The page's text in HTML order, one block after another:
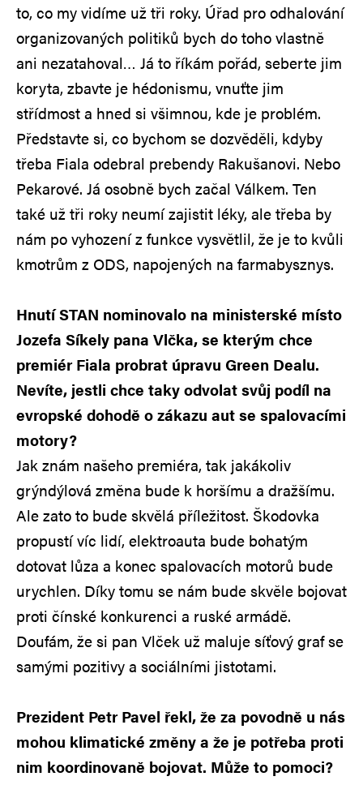
to, co my vidíme už tři roky. Úřad pro odhalování
organizovaných politiků bych do toho vlastně
ani nezatahoval… Já to říkám pořád, seberte jim
koryta, zbavte je hédonismu, vnuťte jim
střídmost a hned si všimnou, kde je problém.
Představte si, co bychom se dozvěděli, kdyby
třeba Fiala odebral prebendy Rakušanovi. Nebo
Pekarové. Já osobně bych začal Válkem. Ten
také už tři roky neumí zajistit léky, ale třeba by
nám po vyhození z funkce vysvětlil, že je to kvůli
kmotrům z ODS, napojených na farmabysznys.
Hnutí STAN nominovalo na ministerské místo
Jozefa Síkely pana Vlčka, se kterým chce
premiér Fiala probrat úpravu Green Dealu.
Nevíte, jestli chce taky odvolat svůj podíl na
evropské dohodě o zákazu aut se spalovacími
motory?
Jak znám našeho premiéra, tak jakákoliv
grýndýlová změna bude k horšímu a dražšímu.
Ale zato to bude skvělá příležitost. Škodovka
propustí víc lidí, elektroauta bude bohatým
dotovat lůza a konec spalovacích motorů bude
urychlen. Díky tomu se nám bude skvěle bojovat
proti čínské konkurenci a ruské armádě.
Doufám, že si pan Vlček už maluje síťový graf se
samými pozitivy a sociálními jistotami.
Prezident Petr Pavel řekl, že za povodně u nás
mohou klimatické změny a že je potřeba proti
nim koordinovaně bojovat. Může to pomoci?